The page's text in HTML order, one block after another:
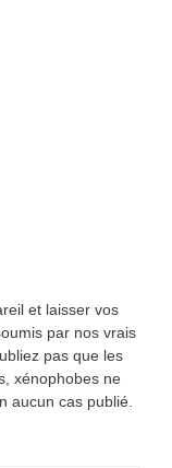
et laisser vos
par nos vrais
pas que les
xénophobes ne
aucun cas publié.